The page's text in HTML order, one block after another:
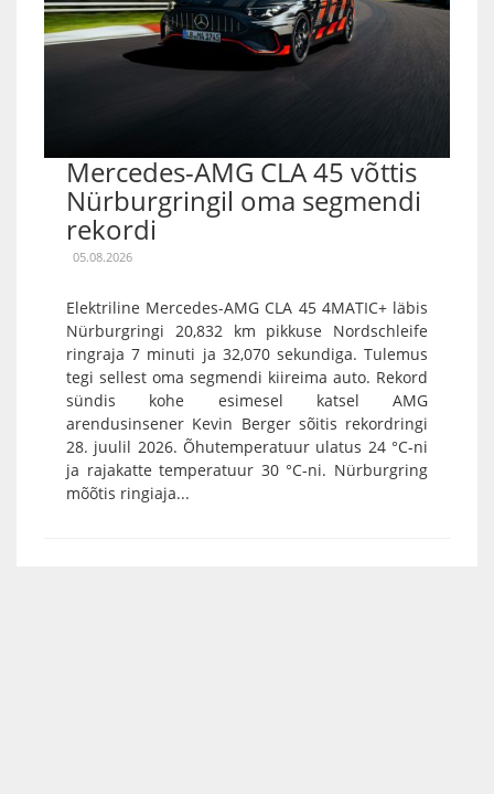
Mercedes-AMG CLA 45 võttis
Nürburgringil oma segmendi
rekordi
05.08.2026
Elektriline Mercedes-AMG CLA 45 4MATIC+ läbis
Nürburgringi 20,832 km pikkuse Nordschleife
ringraja 7 minuti ja 32,070 sekundiga. Tulemus
tegi sellest oma segmendi kiireima auto. Rekord
sündis kohe esimesel katsel AMG
arendusinsener Kevin Berger sõitis rekordringi
28. juulil 2026. Õhutemperatuur ulatus 24 °C-ni
ja rajakatte temperatuur 30 °C-ni. Nürburgring
mõõtis ringiaja...